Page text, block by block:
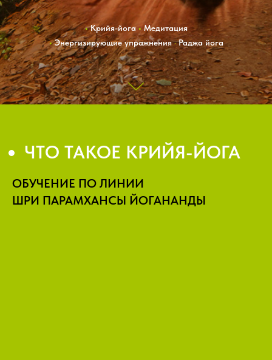
•Крийя-йога •Медитация
•Энергизирующие упражнения • Раджа йога
ЧТО ТАКОЕ КРИЙЯ-ЙОГА
ОБУЧЕНИЕ ПО ЛИНИИ
ШРИ ПАРАМХАНСЫ ЙОГАНАНДЫ